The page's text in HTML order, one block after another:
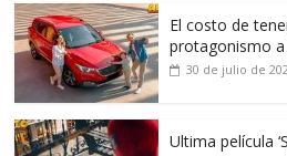
El costo de
protagonismo
30 de julio de
Ultima película